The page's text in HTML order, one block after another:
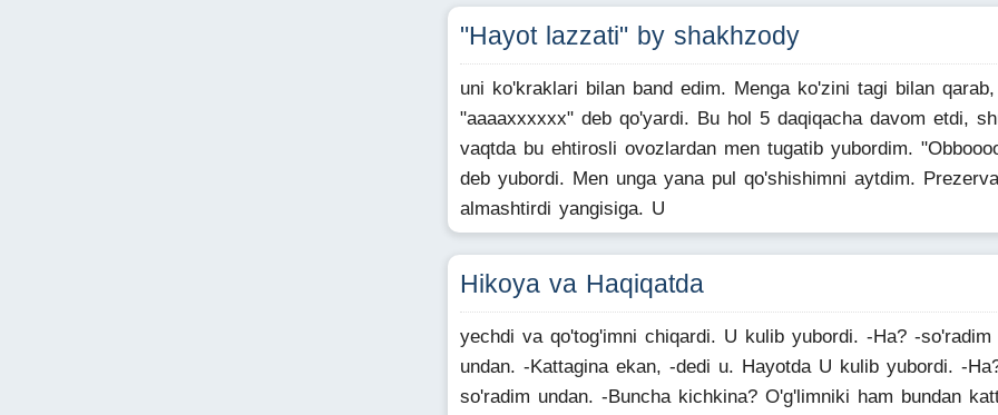
"Hayot lazzati" by shakhzody
uni ko'kraklari bilan band edim. Menga ko'zini tagi bilan qarab,
"aaaaxxxxxx" deb qo'yardi. Bu hol 5 daqiqacha davom etdi,
vaqtda bu ehtirosli ovozlardan men tugatib yubordim.
deb yubordi. Men unga yana pul qo'shishimni aytdim.
almashtirdi yangisiga. U
Hikoya va Haqiqatda
yechdi va qo'tog'imni chiqardi. U kulib yubordi. -Ha? -so'radim
undan. -Kattagina ekan, -dedi u. Hayotda U kulib yubordi. -
so'radim undan. -Buncha kichkina? O'g'limniki ham bundan